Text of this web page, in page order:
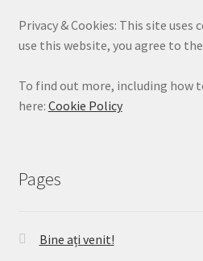
Privacy & Cookies: This site uses
use this website, you agree to
To find out more, including how
here: Cookie Policy
Pages
Bine ați venit!